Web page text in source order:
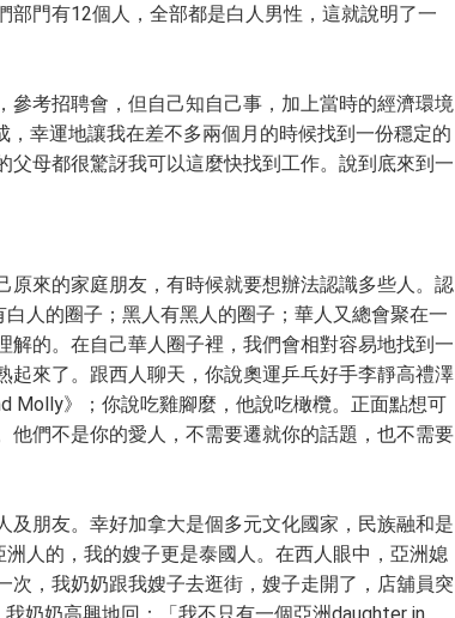
門有12個人，全部都是白人男性，這就說明了一
考招聘會，但自己知自己事，加上當時的經濟環境
幸運地讓我在差不多兩個月的時候找到一份穩定的
母都很驚訝我可以這麼快找到工作。說到底來到一
來的家庭朋友，有時候就要想辦法認識多些人。認
人的圈子；黑人有黑人的圈子；華人又總會聚在一
的。在自己華人圈子裡，我們會相對容易地找到一
來了。跟西人聊天，你說奧運乒乓好手李靜高禮澤
Molly》；你說吃雞腳麼，他說吃橄欖。正面點想可
們不是你的愛人，不需要遷就你的話題，也不需要
朋友。幸好加拿大是個多元文化國家，民族融和是
人的，我的嫂子更是泰國人。在西人眼中，亞洲媳
，我奶奶跟我嫂子去逛街，嫂子走開了，店舖員突
奶奶高興地回：「我不只有一個亞洲daughter in